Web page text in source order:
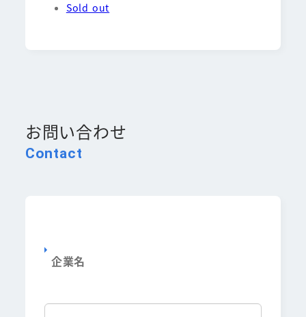
Sold out
Contact
お問い合わせ
企業名